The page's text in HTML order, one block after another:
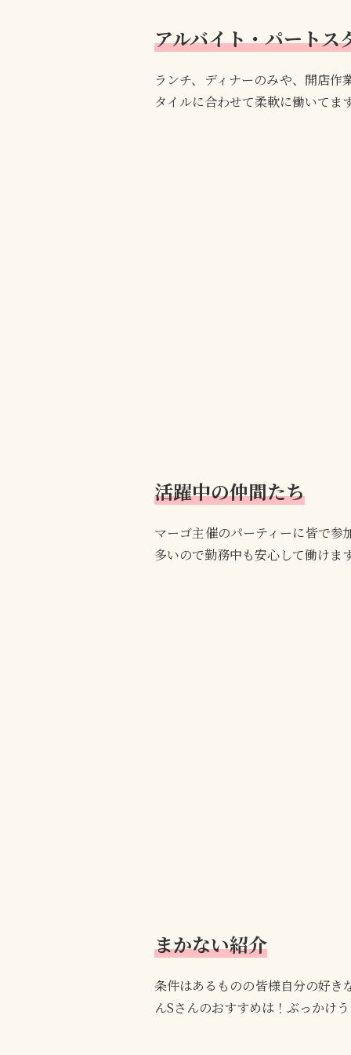
アルバイト・パートス
ランチ、ディナーのみや、開店
タイルに合わせて柔軟に働いてます
活躍中の仲間たち
マーゴ主催のパーティーに皆で参
多いので勤務中も安心して働けま
まかない紹介
条件はあるものの皆様自分の好き
んSさんのおすすめは！ぶっかけ